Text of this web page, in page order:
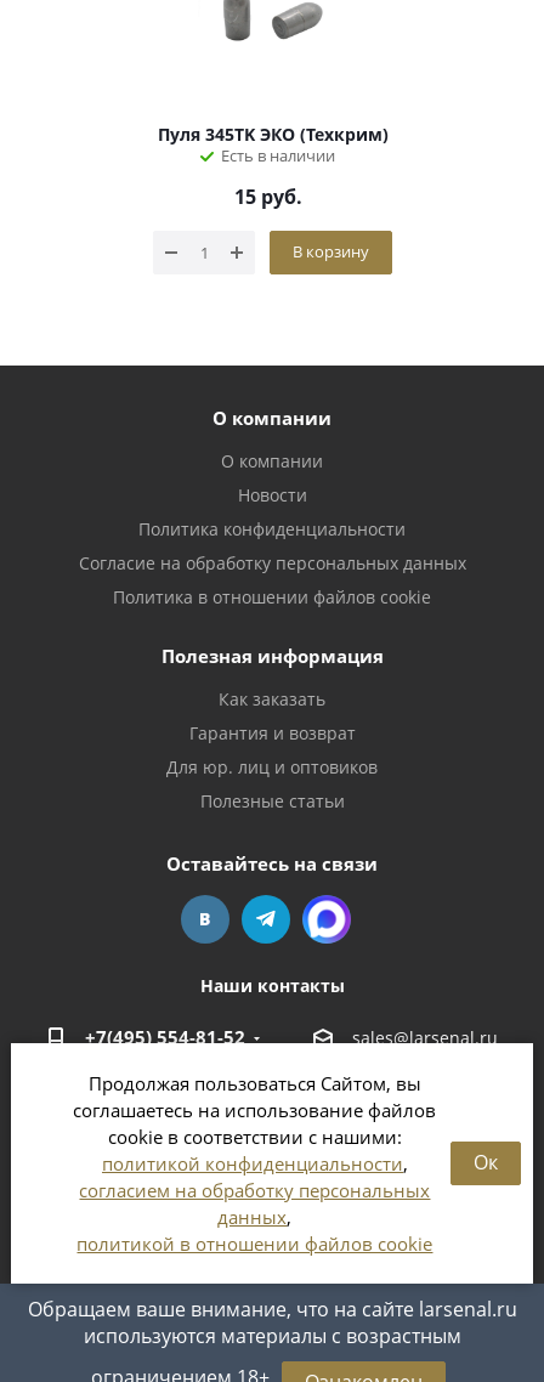
Продолжая пользоваться Сайтом, вы
соглашаетесь на использование файлов
cookie в соответствии с нашими:
политикой конфиденциальности,
согласием на обработку персональных
данных,
политикой в отношении файлов cookie
Ок
Обращаем ваше внимание, что на сайте larsenal.ru
используются материалы с возрастным
Пуля 345TK ЭКО (Техкрим)
Есть в наличии
15 руб.
В корзину
О компании
О компании
Новости
Политика конфиденциальности
Согласие на обработку персональных данных
Политика в отношении файлов cookie
Полезная информация
Как заказать
Гарантия и возврат
Для юр. лиц и оптовиков
Полезные статьи
Оставайтесь на связи
Наши контакты
+7(495) 554-81-52 sales@larsenal.ru
Московская область,
г. Люберцы,
ул. Хлебозаводская, 8 Б